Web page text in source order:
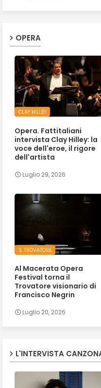
OPERA
CLAY HILLEY
Opera. Fattitaliani
intervista Clay Hilley: la
voce dell'eroe, il rigore
dell'artista
Luglio 29, 2026
IL TROVATORE
Al Macerata Opera
Festival torna il
Trovatore visionario di
Francisco Negrin
Luglio 20, 2026
L'INTERVISTA